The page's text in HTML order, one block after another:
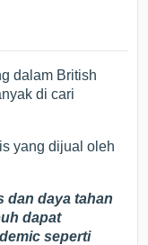
dalam British
di cari
yang dijual oleh
dan daya tahan
dapat
seperti